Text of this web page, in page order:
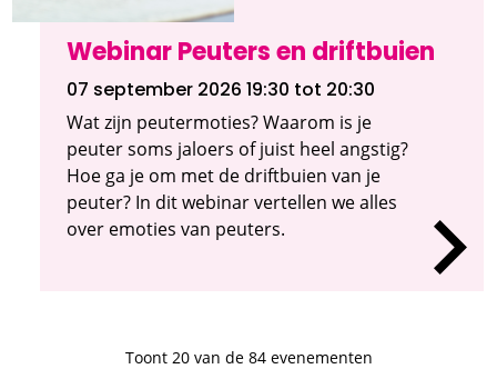
Webinar Peuters en driftbuien
07 september 2026 19:30 tot 20:30
Wat zijn peutermoties? Waarom is je
peuter soms jaloers of juist heel angstig?
Hoe ga je om met de driftbuien van je
peuter? In dit webinar vertellen we alles
over emoties van peuters.
Toont 20van de 84 evenementen